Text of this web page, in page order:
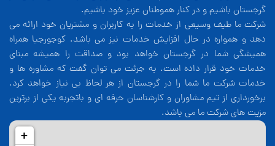
گرجستان باشیم و در کنار هموطنان عزیز خود باشیم.
شرکت ما طیف وسیعی از خدمات را به کاربران و مشتریان خود ارائه می
دهد و همواره در حال افزایش خدمات نیز می باشد. کوجورجیا همراه
همیشگی شما در گرجستان خواهد بود و صداقت را همیشه مبنای
خدمات خود قرار داده است. به جرئت می توان گفت که مشاوره ها و
خدمات شرکت ما شما را در گرجستان از هر لحاظ بی نیاز خواهد کرد.
برخورداری از تیم مشاوران و کارشناسان حرفه ای و باتجربه یکی از برترین
مزیت های شرکت ما می باشد.
+